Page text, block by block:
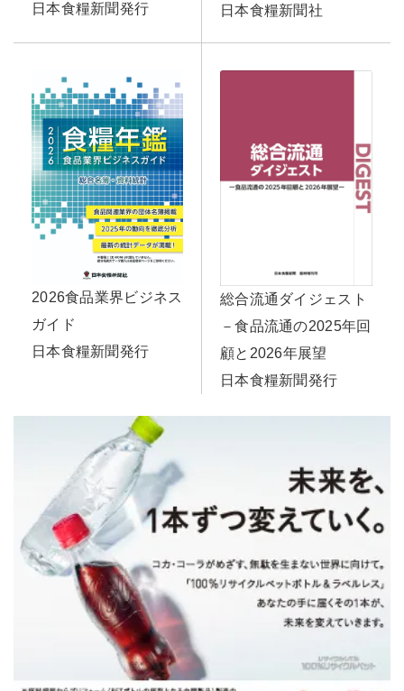
日本食糧新聞発行
日本食糧新聞社
2026食品業界ビジネス
ガイド
日本食糧新聞発行
総合流通ダイジェスト
－食品流通の2025年回
顧と2026年展望
日本食糧新聞発行